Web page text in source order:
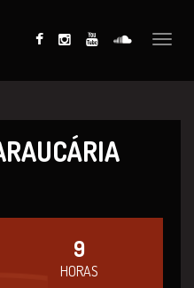
Toggle
9
HORAS